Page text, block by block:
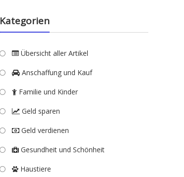
Kategorien
Übersicht aller Artikel
Anschaffung und Kauf
Familie und Kinder
Geld sparen
Geld verdienen
Gesundheit und Schönheit
Haustiere